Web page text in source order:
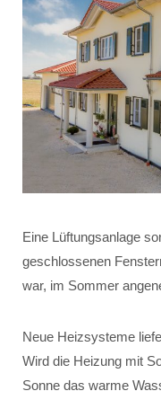
Eine Lüftungsanlage
geschlossenen
war, im Sommer
Neue Heizsysteme
Wird die Heizung mit
Sonne das warme